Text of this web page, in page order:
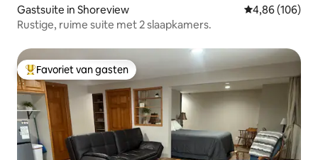
Gastsuite in Shoreview Gemiddelde
4,86 (106)
Rustige, ruime suite met 2 slaapkamers.
Topfavoriet van gasten
Favoriet van gasten